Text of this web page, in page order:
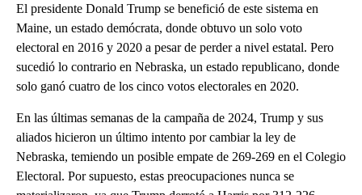
El presidente Donald Trump se benefició de este sistema en
Maine, un estado demócrata, donde obtuvo un solo voto
electoral en 2016 y 2020 a pesar de perder a nivel estatal. Pero
sucedió lo contrario en Nebraska, un estado republicano, donde
solo ganó cuatro de los cinco votos electorales en 2020.
En las últimas semanas de la campaña de 2024, Trump y sus
aliados hicieron un último intento por cambiar la ley de
Nebraska, temiendo un posible empate de 269-269 en el Colegio
Electoral. Por supuesto, estas preocupaciones nunca se